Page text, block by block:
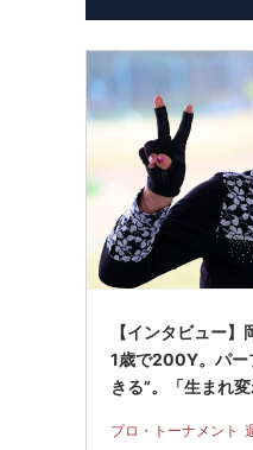
【インタビュー
1歳で200Y。パー
きる”。「生まれ
プロ・トーナメント